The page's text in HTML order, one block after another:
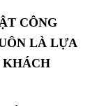
CÔNG
LÀ LỰA
KHÁCH